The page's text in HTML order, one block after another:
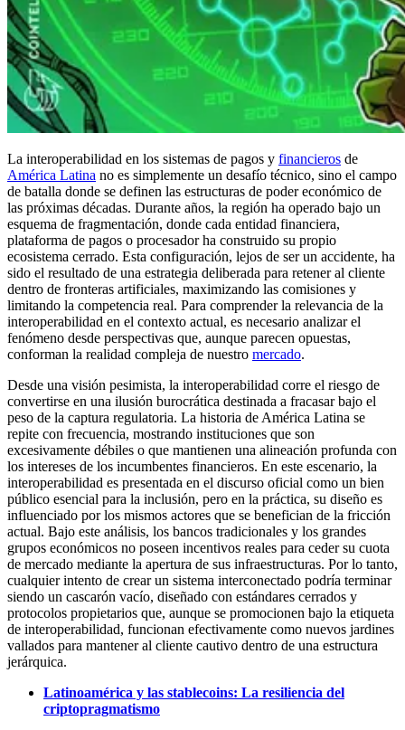
La interoperabilidad en los sistemas de pagos y financieros de
América Latina no es simplemente un desafío técnico, sino el campo
de batalla donde se definen las estructuras de poder económico de
las próximas décadas. Durante años, la región ha operado bajo un
esquema de fragmentación, donde cada entidad financiera,
plataforma de pagos o procesador ha construido su propio
ecosistema cerrado. Esta configuración, lejos de ser un accidente, ha
sido el resultado de una estrategia deliberada para retener al cliente
dentro de fronteras artificiales, maximizando las comisiones y
limitando la competencia real. Para comprender la relevancia de la
interoperabilidad en el contexto actual, es necesario analizar el
fenómeno desde perspectivas que, aunque parecen opuestas,
conforman la realidad compleja de nuestro mercado.
Desde una visión pesimista, la interoperabilidad corre el riesgo de
convertirse en una ilusión burocrática destinada a fracasar bajo el
peso de la captura regulatoria. La historia de América Latina se
repite con frecuencia, mostrando instituciones que son
excesivamente débiles o que mantienen una alineación profunda con
los intereses de los incumbentes financieros. En este escenario, la
interoperabilidad es presentada en el discurso oficial como un bien
público esencial para la inclusión, pero en la práctica, su diseño es
influenciado por los mismos actores que se benefician de la fricción
actual. Bajo este análisis, los bancos tradicionales y los grandes
grupos económicos no poseen incentivos reales para ceder su cuota
de mercado mediante la apertura de sus infraestructuras. Por lo tanto,
cualquier intento de crear un sistema interconectado podría terminar
siendo un cascarón vacío, diseñado con estándares cerrados y
protocolos propietarios que, aunque se promocionen bajo la etiqueta
de interoperabilidad, funcionan efectivamente como nuevos jardines
vallados para mantener al cliente cautivo dentro de una estructura
jerárquica.
Latinoamérica y las stablecoins: La resiliencia del
criptopragmatismo